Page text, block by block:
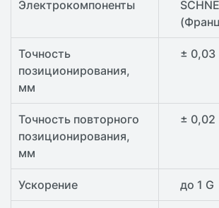
Электрокомпоненты
Точность
позиционирования,
мм
± 0,03
Точность повторного
позиционирования,
мм
± 0,02
Ускорение до 1 G